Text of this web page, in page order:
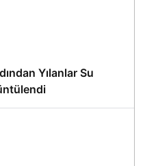
Yılanlar Su